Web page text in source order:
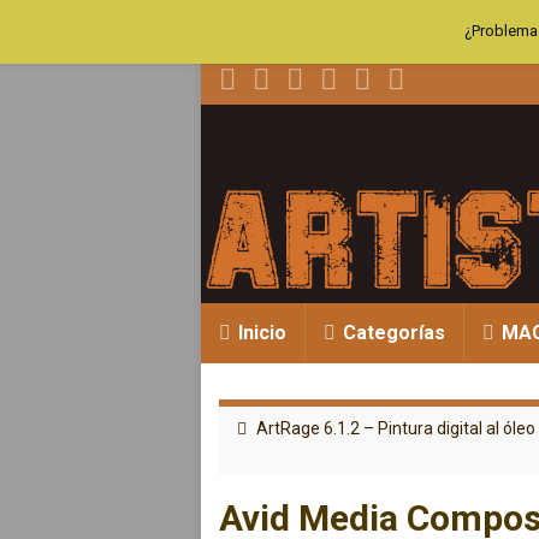
Inicio Categorías
ArtRage 6.1.2 – Pintura digital al óleo
Avid Media